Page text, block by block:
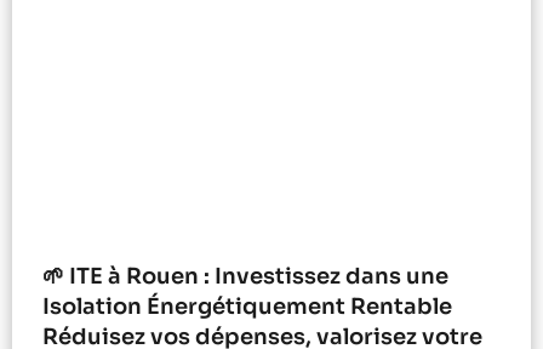
🌱 ITE à Rouen : Investissez dans une
Isolation Énergétiquement Rentable
Réduisez vos dépenses, valorisez votre